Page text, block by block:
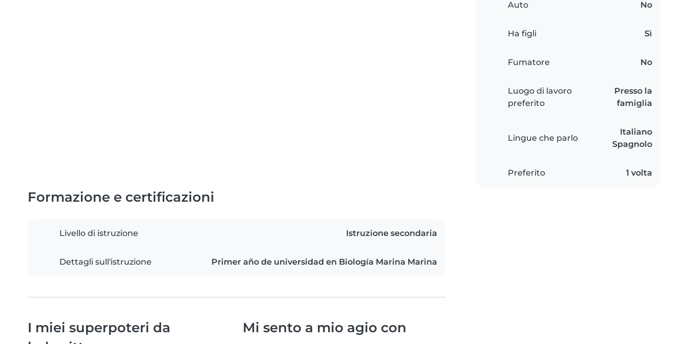
Auto No
Ha figli Sì
Fumatore No
Luogo di lavoro
preferito
Presso la
famiglia
Lingue che parlo
Italiano
Spagnolo
Preferito 1 volta
Formazione e certificazioni
Livello di istruzione Istruzione secondaria
Dettagli sull'istruzione Primer año de universidad en Biología Marina Marina
I miei superpoteri da
Mi sento a mio agio con